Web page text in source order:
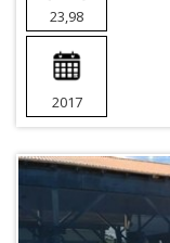
23,98
2017